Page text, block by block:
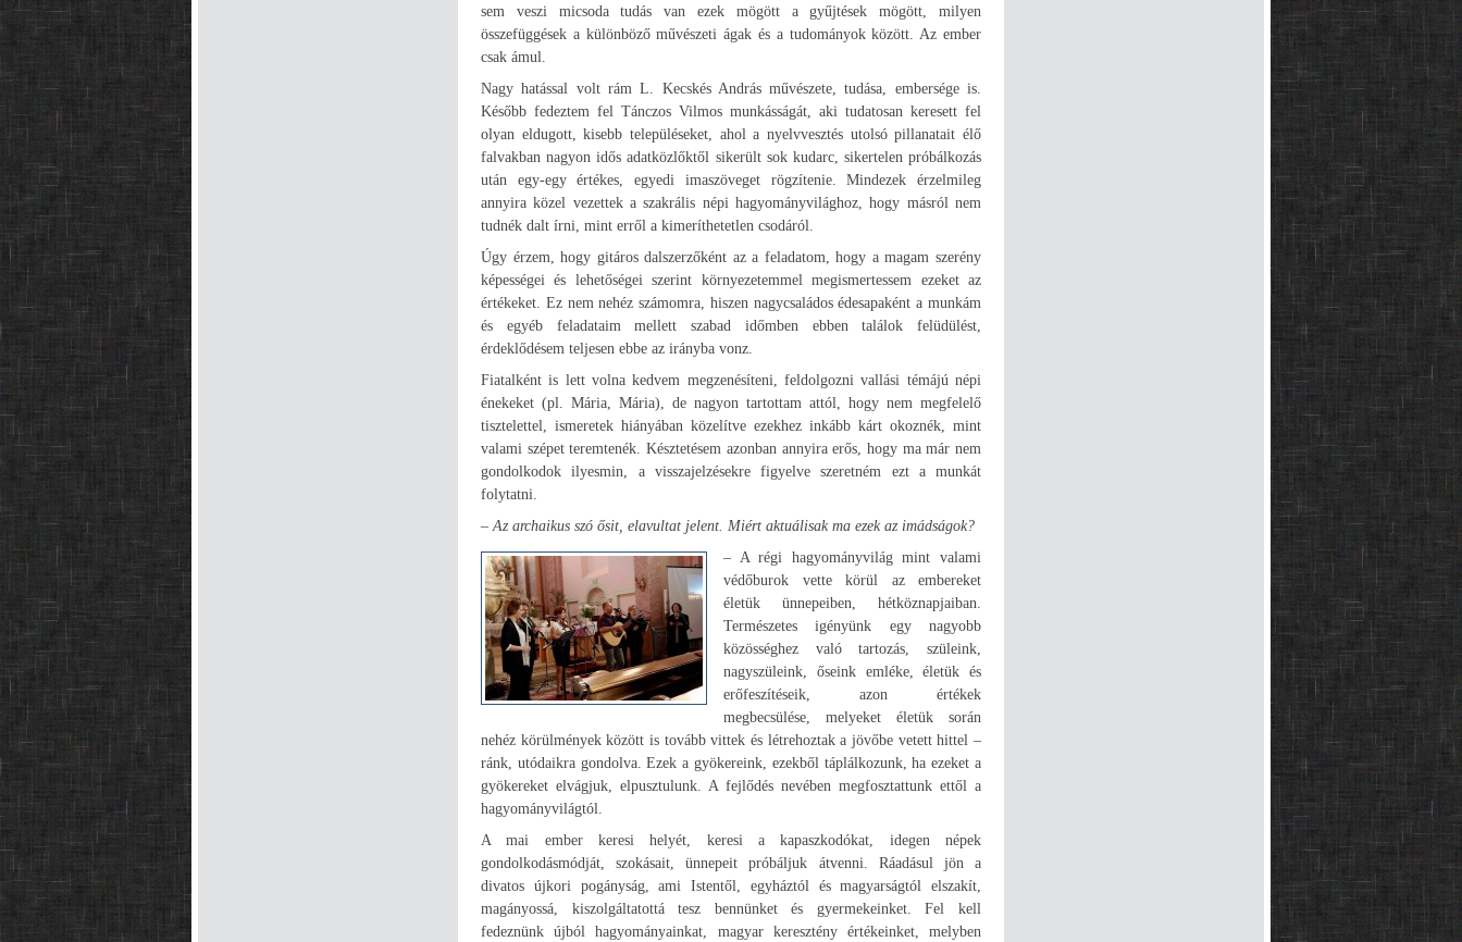
sem veszi micsoda tudás van ezek mögött a gyűjtések mögött, milyen
összefüggések a különböző művészeti ágak és a tudományok között. Az ember
csak ámul.
Nagy hatással volt rám L. Kecskés András művészete, tudása, embersége is.
Később fedeztem fel Tánczos Vilmos munkásságát, aki tudatosan keresett fel
olyan eldugott, kisebb településeket, ahol a nyelvvesztés utolsó pillanatait élő
falvakban nagyon idős adatközlőktől sikerült sok kudarc, sikertelen próbálkozás
után egy-egy értékes, egyedi imaszöveget rögzítenie. Mindezek érzelmileg
annyira közel vezettek a szakrális népi hagyományvilághoz, hogy másról nem
tudnék dalt írni, mint erről a kimeríthetetlen csodáról.
Úgy érzem, hogy gitáros dalszerzőként az a feladatom, hogy a magam szerény
képességei és lehetőségei szerint környezetemmel megismertessem ezeket az
értékeket. Ez nem nehéz számomra, hiszen nagycsaládos édesapaként a munkám
és egyéb feladataim mellett szabad időmben ebben találok felüdülést,
érdeklődésem teljesen ebbe az irányba vonz.
Fiatalként is lett volna kedvem megzenésíteni, feldolgozni vallási témájú népi
énekeket (pl. Mária, Mária), de nagyon tartottam attól, hogy nem megfelelő
tisztelettel, ismeretek hiányában közelítve ezekhez inkább kárt okoznék, mint
valami szépet teremtenék. Késztetésem azonban annyira erős, hogy ma már nem
gondolkodok ilyesmin, a visszajelzésekre figyelve szeretném ezt a munkát
folytatni.
– Az archaikus szó ősit, elavultat jelent. Miért aktuálisak ma ezek az imádságok?
– A régi hagyományvilág mint valami
védőburok vette körül az embereket
életük ünnepeiben, hétköznapjaiban.
Természetes igényünk egy nagyobb
közösséghez való tartozás, szüleink,
nagyszüleink, őseink emléke, életük és
erőfeszítéseik, azon értékek
megbecsülése, melyeket életük során
nehéz körülmények között is tovább vittek és létrehoztak a jövőbe vetett hittel –
ránk, utódaikra gondolva. Ezek a gyökereink, ezekből táplálkozunk, ha ezeket a
gyökereket elvágjuk, elpusztulunk. A fejlődés nevében megfosztattunk ettől a
hagyományvilágtól.
A mai ember keresi helyét, keresi a kapaszkodókat, idegen népek
gondolkodásmódját, szokásait, ünnepeit próbáljuk átvenni. Ráadásul jön a
divatos újkori pogányság, ami Istentől, egyháztól és magyarságtól elszakít,
magányossá, kiszolgáltatottá tesz bennünket és gyermekeinket. Fel kell
fedeznünk újból hagyományainkat, magyar keresztény értékeinket, melyben